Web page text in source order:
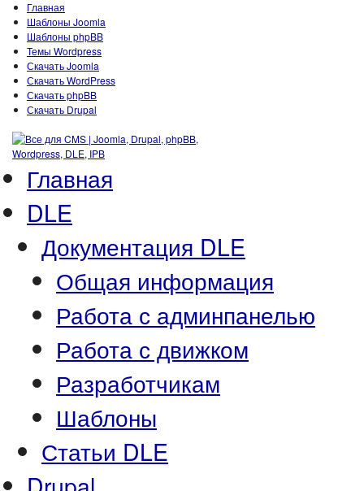
Главная
Шаблоны Joomla
Шаблоны phpBB
Темы Wordpress
Скачать Joomla
Скачать WordPress
Скачать phpBB
Скачать Drupal
Главная
DLE
Документация DLE
Общая информация
Работа с админпанелью
Работа с движком
Разработчикам
Шаблоны
Статьи DLE